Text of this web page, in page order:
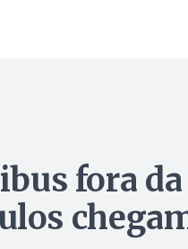
fora